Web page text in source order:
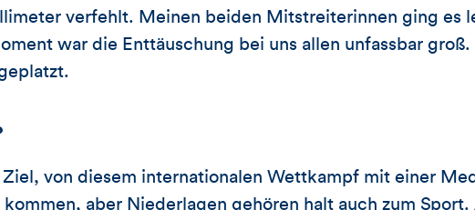
verfehlt. Meinen beiden Mitstreiterinnen ging es
war die Enttäuschung bei uns allen unfassbar groß.
von diesem internationalen Wettkampf mit einer
kommen, aber Niederlagen gehören halt auch zum Sport.